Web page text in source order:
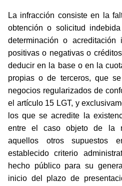
La infracción consiste en la
obtención o solicitud
determinación o acreditación
positivas o negativas o
deducir en la base o en la
propias o de terceros, que
negocios regularizados de
el artículo 15 LGT, y
los que se acredite la
entre el caso objeto de la
aquellos otros supuestos
establecido criterio
hecho público para su
inicio del plazo de